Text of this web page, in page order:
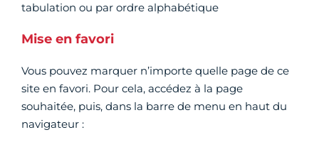
tabulation ou par ordre alphabétique
Mise en favori
Vous pouvez marquer n’importe quelle page de ce
site en favori. Pour cela, accédez à la page
souhaitée, puis, dans la barre de menu en haut du
navigateur :